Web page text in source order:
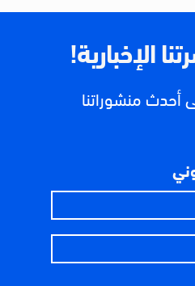
الإخبارية!
منشوراتنا